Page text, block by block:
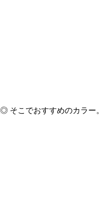
こでおすすめのカラー